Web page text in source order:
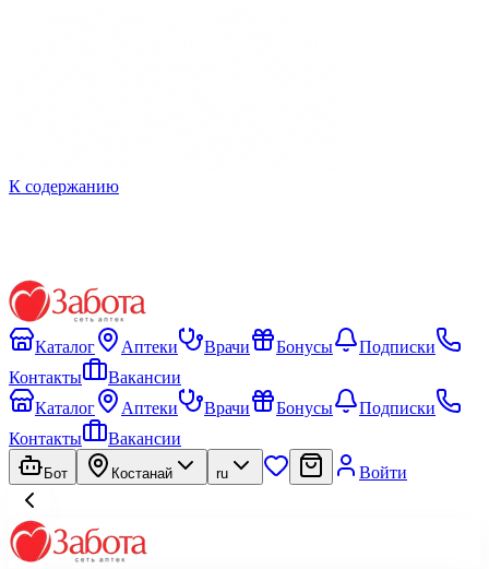
К содержанию
Каталог Аптеки Врачи Бонусы
Подписки
Контакты
Вакансии
Каталог
Аптеки Врачи Бонусы
Подписки
Контакты
Вакансии
Бот Костанай ru Войти